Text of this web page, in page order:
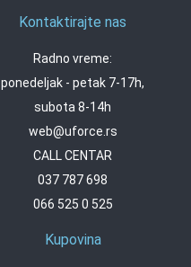
Kontaktirajte nas
Radno vreme:
ponedeljak - petak 7-17h,
subota 8-14h
web@uforce.rs
CALL CENTAR
037 787 698
066 525 0 525
Kupovina